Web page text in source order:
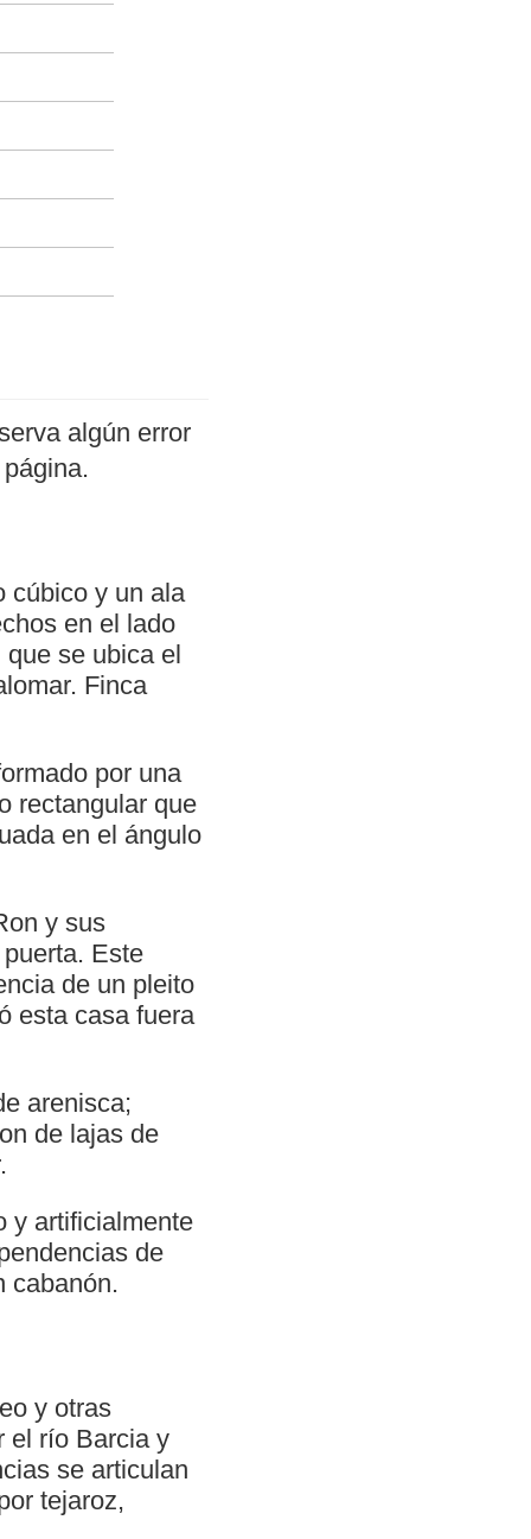
algún error
cúbico y un ala
en el lado
se ubica el
Finca
por una
rectangular que
en el ángulo
y sus
Este
de un pleito
esta casa fuera
arenisca;
de lajas de
y artificialmente
de
cabanón.
y otras
el río Barcia y
se articulan
tejaroz,